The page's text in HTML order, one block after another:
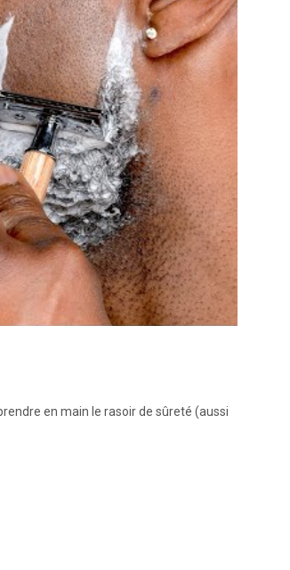
en main le rasoir de sûreté (aussi